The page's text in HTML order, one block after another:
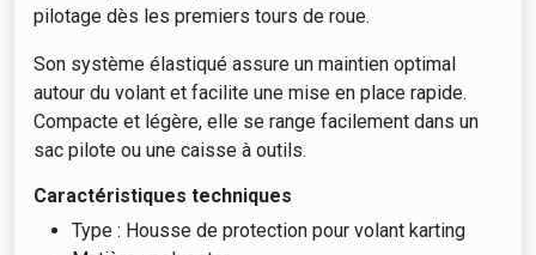
pilotage dès les premiers tours de roue.
Son système élastiqué assure un maintien optimal
autour du volant et facilite une mise en place rapide.
Compacte et légère, elle se range facilement dans un
sac pilote ou une caisse à outils.
Caractéristiques techniques
Type : Housse de protection pour volant karting